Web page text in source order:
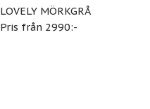
LOVELY MÖRKGRÅ
Pris från 2990:-